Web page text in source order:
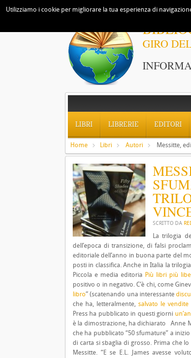
GIRO
LIBRI LIBRERIE EDITORI
Home Libri Autori Messitte,
SCRITTO DA
La trilogia
dell’epoca di transizione, di falsi
editoriale dell’anno in buona parte del
posti in classifica.Anche in Italia la
Piccola e media editoria Più libri più
positivo o in negativo. C’è chi, come
libro” (scatenando una interessante
che ha, letteralmente,salvato le
Press ha pubblicato in questi giorni
è la dimostrazione, ha dichiarato Anne
che ha pubblicato “50 sfumature” a
di carta si sbaglia di grosso. Prima che
Messitte. “E se E.L. James avesse
Utilizziamo i cookie per migliorare la tua esperienza di